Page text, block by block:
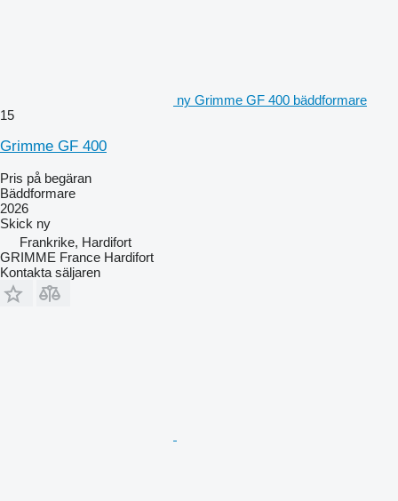
ny Grimme GF 400 bäddformare
15
Grimme GF 400
Pris på begäran
Bäddformare
2026
Skick ny
Frankrike, Hardifort
GRIMME France Hardifort
Kontakta säljaren